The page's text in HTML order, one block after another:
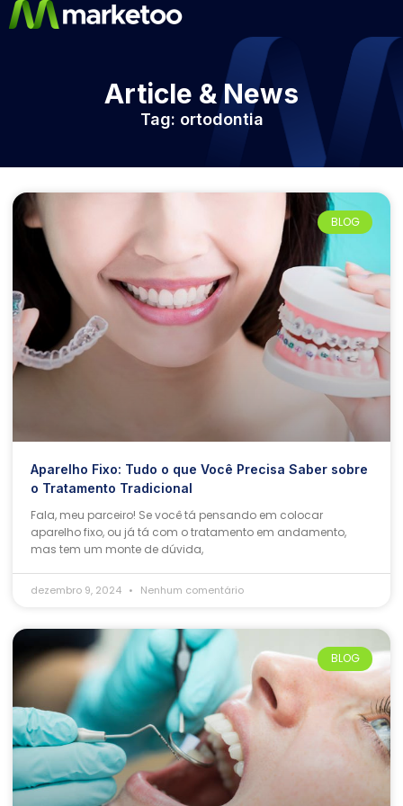
Article & News
Tag: ortodontia
BLOG
Aparelho Fixo: Tudo o que Você Precisa Saber sobre
o Tratamento Tradicional
Fala, meu parceiro! Se você tá pensando em colocar
aparelho fixo, ou já tá com o tratamento em andamento,
mas tem um monte de dúvida,
dezembro 9, 2024 Nenhum comentário
BLOG